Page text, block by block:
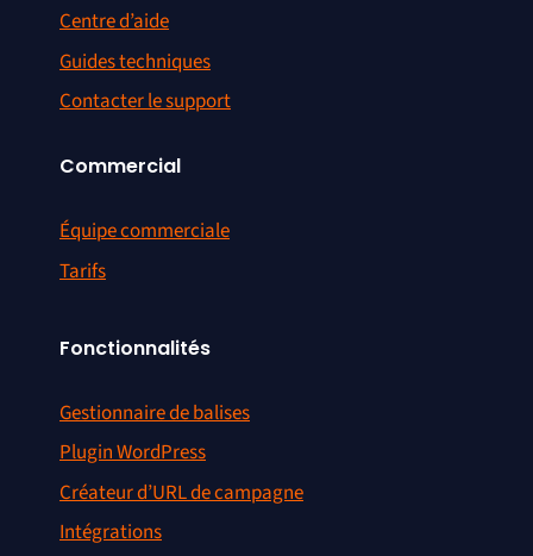
Centre d’aide
Guides techniques
Contacter le support
Commercial
Équipe commerciale
Tarifs
Fonctionnalités
Gestionnaire de balises
Plugin WordPress
Créateur d’URL de campagne
Intégrations